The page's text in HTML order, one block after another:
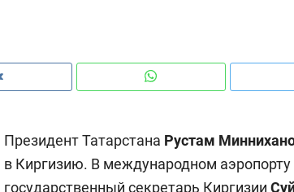
Президент Татарстана Рустам
в Киргизию. В международном аэропорту
государственный секретарь Киргизии